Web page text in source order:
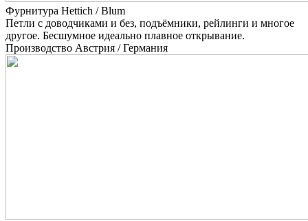
Фурнитура Hettich / Blum
Петли с доводчиками и без, подъёмники, рейлинги и многое
другое. Бесшумное идеально плавное открывание.
Производство Австрия / Германия